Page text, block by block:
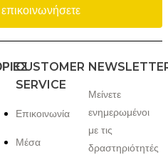
CUSTOMER
SERVICE
Επικοινωνία
Μέσα
Μείνετε
ενημερωμένοι
με τις
δραστηριότητές